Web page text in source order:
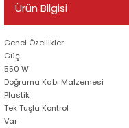
Ürün Bilgisi
Genel Özellikler
Güç
550 W
Doğrama Kabı Malzemesi
Plastik
Tek Tuşla Kontrol
Var